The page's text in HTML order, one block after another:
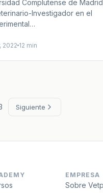
Complutense de Madrid,
Investigador en el
2022 12 min
Siguiente
EMPRESA
Sobre